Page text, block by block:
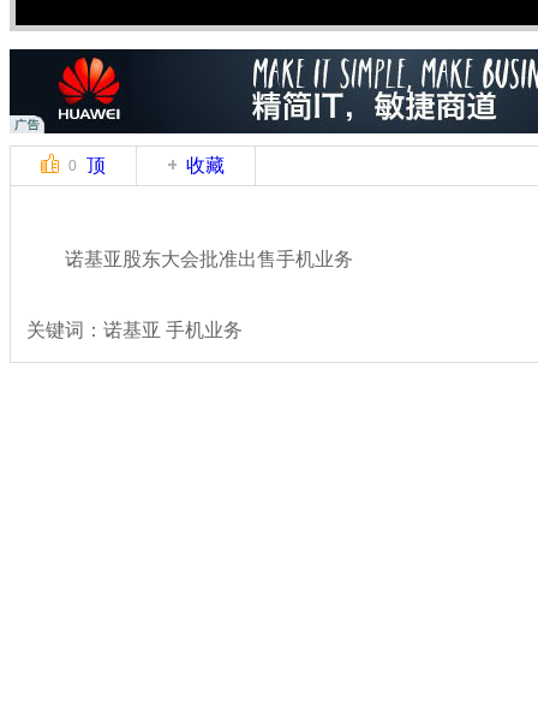
0 顶 收藏
诺基亚股东大会批准出售手机业务
关键词：诺基亚 手机业务